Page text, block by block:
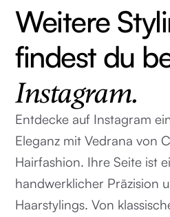
Weitere
findest du
Instagram.
Entdecke auf Instagram
Eleganz mit Vedrana von
Hairfashion. Ihre Seite ist
handwerklicher Präzision
Haarstylings. Von